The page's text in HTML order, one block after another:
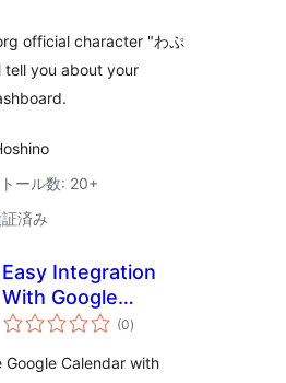
official character "わぷ
tell you about your
ール数: 20+
済み
Easy Integration
With Google
Calendar
(0個
の
価
)
Google Calendar with